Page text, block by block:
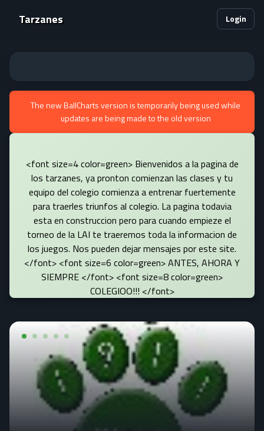
Tarzanes Login
The new BallCharts version is temporarily being used while
updates are being made to the old version
<font size=4 color=green> Bienvenidos a la pagina de
los tarzanes, ya pronton comienzan las clases y tu
equipo del colegio comienza a entrenar fuertemente
para traerles triunfos al colegio. La pagina todavia
esta en construccion pero para cuando empieze el
torneo de la LAI te traeremos toda la informacion de
los juegos. Nos pueden dejar mensajes por este site.
</font> <font size=6 color=green> ANTES, AHORA Y
SIEMPRE </font> <font size=8 color=green>
COLEGIOO!!! </font>